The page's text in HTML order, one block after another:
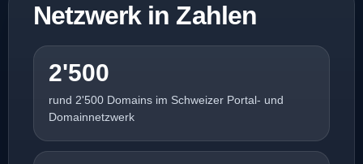
Netzwerk in Zahlen
2'500
rund 2'500 Domains im Schweizer Portal- und
Domainnetzwerk